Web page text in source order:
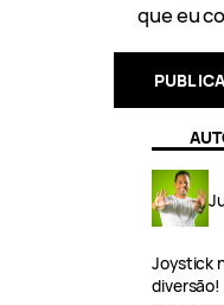
que eu
Joystick
diversão!